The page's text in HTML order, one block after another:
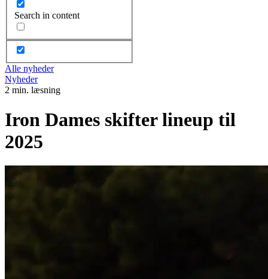
Search in content
Alle nyheder
Nyheder
2 min. læsning
Iron Dames skifter lineup til
2025